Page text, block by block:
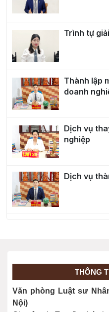
Trình tự
Thành lập
doanh
Dịch vụ
nghiệp
Dịch vụ
THÔNG
Văn phòng Luật sư
Nội)